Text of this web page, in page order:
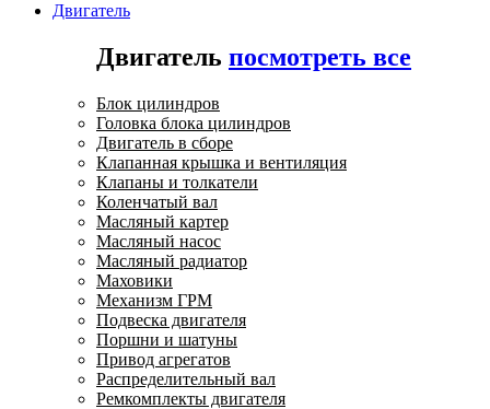
Двигатель
Двигатель посмотреть все
Блок цилиндров
Головка блока цилиндров
Двигатель в сборе
Клапанная крышка и вентиляция
Клапаны и толкатели
Коленчатый вал
Масляный картер
Масляный насос
Масляный радиатор
Маховики
Механизм ГРМ
Подвеска двигателя
Поршни и шатуны
Привод агрегатов
Распределительный вал
Ремкомплекты двигателя